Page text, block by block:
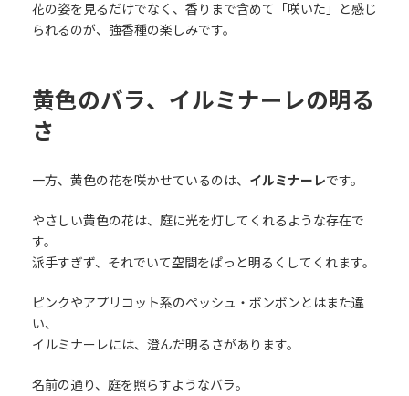
花の姿を見るだけでなく、香りまで含めて「咲いた」と感じ
られるのが、強香種の楽しみです。
黄色のバラ、イルミナーレの明る
さ
一方、黄色の花を咲かせているのは、 イルミナーレです。
やさしい黄色の花は、庭に光を灯してくれるような存在で
す。
派手すぎず、それでいて空間をぱっと明るくしてくれます。
ピンクやアプリコット系のペッシュ・ボンボンとはまた違
い、
イルミナーレには、澄んだ明るさがあります。
名前の通り、庭を照らすようなバラ。